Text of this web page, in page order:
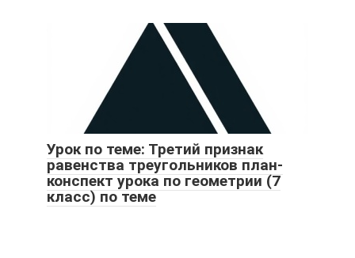
Урок по теме: Третий признак
равенства треугольников план-
конспект урока по геометрии (7
класс) по теме